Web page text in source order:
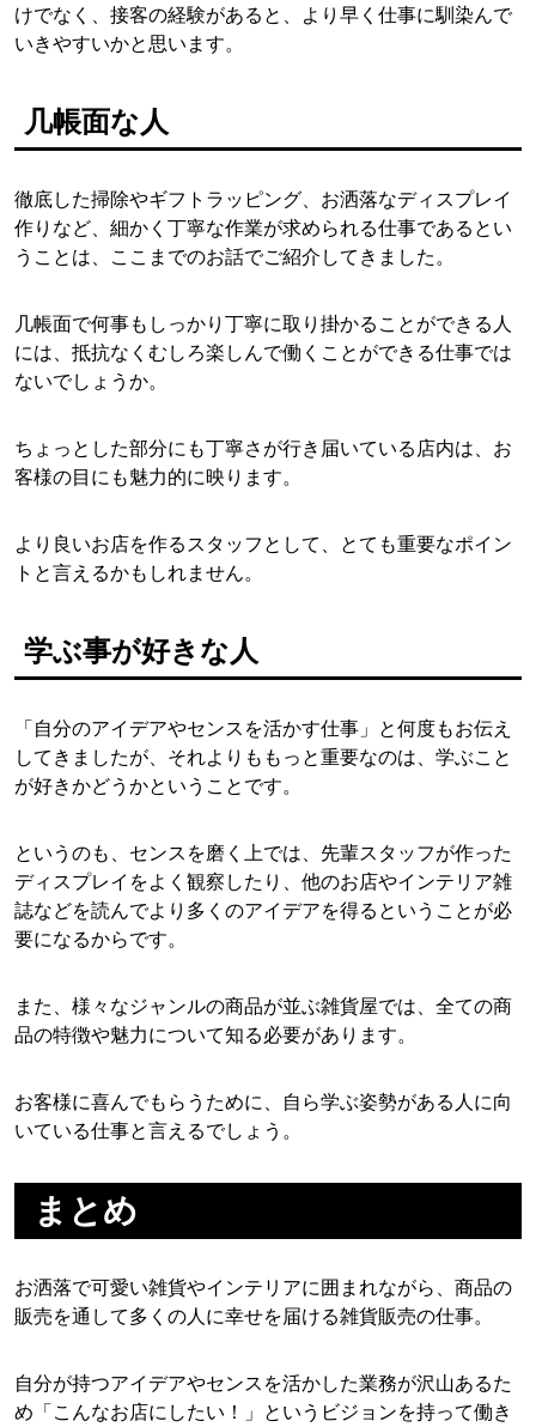
けでなく、接客の経験があると、より早く仕事に馴染んで
いきやすいかと思います。
几帳面な人
徹底した掃除やギフトラッピング、お洒落なディスプレイ
作りなど、細かく丁寧な作業が求められる仕事であるとい
うことは、ここまでのお話でご紹介してきました。
几帳面で何事もしっかり丁寧に取り掛かることができる人
には、抵抗なくむしろ楽しんで働くことができる仕事では
ないでしょうか。
ちょっとした部分にも丁寧さが行き届いている店内は、お
客様の目にも魅力的に映ります。
より良いお店を作るスタッフとして、とても重要なポイン
トと言えるかもしれません。
学ぶ事が好きな人
「自分のアイデアやセンスを活かす仕事」と何度もお伝え
してきましたが、それよりももっと重要なのは、学ぶこと
が好きかどうかということです。
というのも、センスを磨く上では、先輩スタッフが作った
ディスプレイをよく観察したり、他のお店やインテリア雑
誌などを読んでより多くのアイデアを得るということが必
要になるからです。
また、様々なジャンルの商品が並ぶ雑貨屋では、全ての商
品の特徴や魅力について知る必要があります。
お客様に喜んでもらうために、自ら学ぶ姿勢がある人に向
いている仕事と言えるでしょう。
まとめ
お洒落で可愛い雑貨やインテリアに囲まれながら、商品の
販売を通して多くの人に幸せを届ける雑貨販売の仕事。
自分が持つアイデアやセンスを活かした業務が沢山あるた
め「こんなお店にしたい！」というビジョンを持って働き